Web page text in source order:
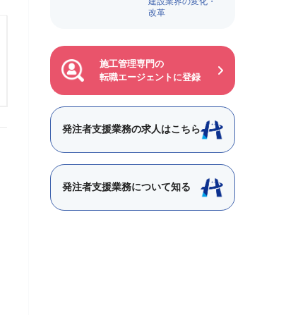
改革
施工管理専門の
転職エージェントに登録
発注者支援業務の求人はこちら
発注者支援業務について知る